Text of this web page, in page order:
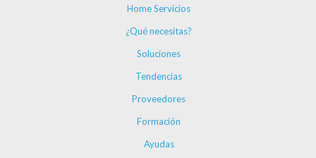
Home Servicios
¿Qué necesitas?
Soluciones
Tendencias
Proveedores
Formación
Ayudas